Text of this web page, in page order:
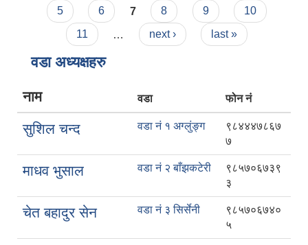
5
6 7 8 9
10
11
next › last »
वडा अध्यक्षहरु
नाम वडा फोन नं
सुशिल चन्द वडा नं १ अग्लुंङ्ग
९८४४४७८६७
७
माधव भुसाल वडा नं २ बाँझकटेरी
९८५७०६७३९
३
चेत बहादुर सेन वडा नं ३ सिर्सेनी
९८५७०६७४०
५